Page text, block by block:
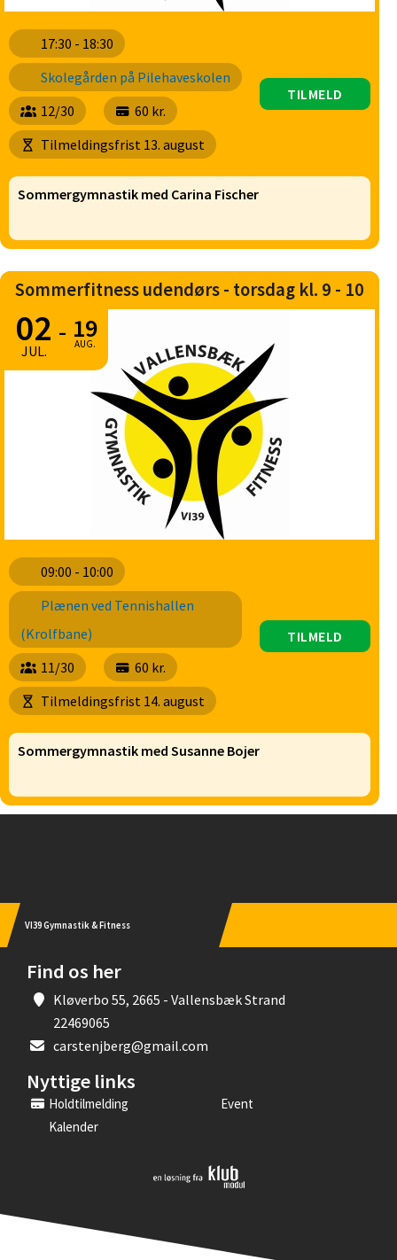
17:30 - 18:30
Skolegården på Pilehaveskolen
12/30
60 kr.
Tilmeldingsfrist 13. august
TILMELD
Sommergymnastik med Carina Fischer
Sommerfitness udendørs - torsdag kl. 9 - 10
02
JUL.
- 19
AUG.
09:00 - 10:00
Plænen ved Tennishallen
(Krolfbane)
11/30
60 kr.
Tilmeldingsfrist 14. august
TILMELD
Sommergymnastik med Susanne Bojer
VI39 Gymnastik & Fitness
Find os her
Kløverbo 55, 2665 - Vallensbæk Strand
22469065
carstenjberg@gmail.com
Nyttige links
Holdtilmelding
Event
Kalender